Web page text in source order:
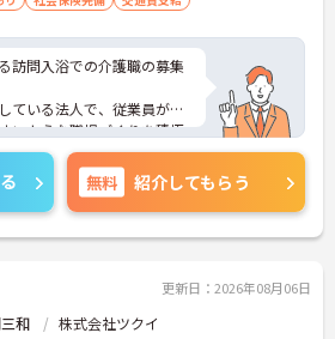
訪問入浴での介護職の募集
ている法人で、従業員が子
いような職場づくりを積極
対策ポイントなど、さらに
のでお気軽にご相談くださ
無料 紹介してもらう
更新日：2026年08月06日
和 株式会社ツクイ